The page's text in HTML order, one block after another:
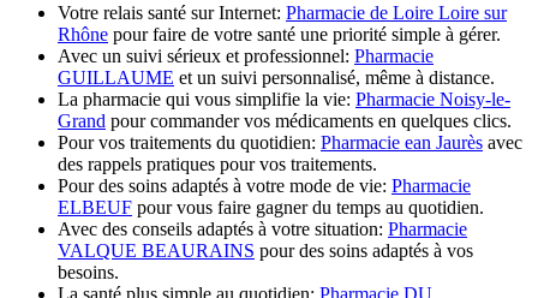
Votre relais santé sur Internet: Pharmacie de Loire Loire sur
Rhône pour faire de votre santé une priorité simple à gérer.
Avec un suivi sérieux et professionnel: Pharmacie
GUILLAUME et un suivi personnalisé, même à distance.
La pharmacie qui vous simplifie la vie: Pharmacie Noisy-le-
Grand pour commander vos médicaments en quelques clics.
Pour vos traitements du quotidien: Pharmacie ean Jaurès avec
des rappels pratiques pour vos traitements.
Pour des soins adaptés à votre mode de vie: Pharmacie
ELBEUF pour vous faire gagner du temps au quotidien.
Avec des conseils adaptés à votre situation: Pharmacie
VALQUE BEAURAINS pour des soins adaptés à vos
besoins.
La santé plus simple au quotidien: Pharmacie DU